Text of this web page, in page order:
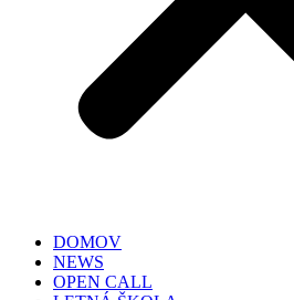
DOMOV
NEWS
OPEN CALL